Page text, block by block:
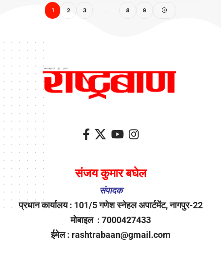
1 2 3 8 9
संजय कुमार बघेल
संपादक
प्रधान कार्यालय : 101/5 गणेश स्नेहल अपार्टमेंट, नागपुर-22
मोबाइल : 7000427433
ईमेल : rashtrabaan@gmail.com